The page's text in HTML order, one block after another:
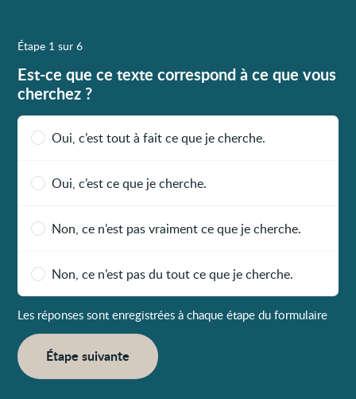
Étape 1 sur 6
Est-ce que ce texte correspond à ce que vous
cherchez ?
Oui, c’est tout à fait ce que je cherche.
Oui, c’est ce que je cherche.
Non, ce n’est pas vraiment ce que je cherche.
Non, ce n’est pas du tout ce que je cherche.
Les réponses sont enregistrées à chaque étape du formulaire
Étape suivante